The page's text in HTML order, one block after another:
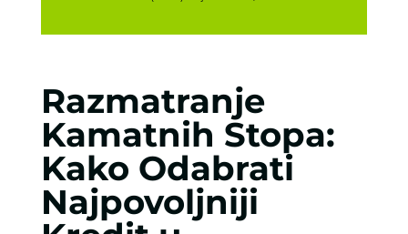
Razmatranje
Kamatnih Stopa:
Kako Odabrati
Najpovoljniji